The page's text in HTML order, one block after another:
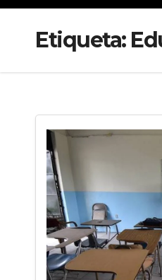
Etiqueta: